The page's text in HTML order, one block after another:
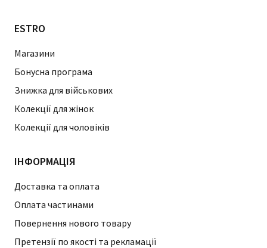
ESTRO
Магазини
Бонусна програма
Знижка для військових
Колекції для жінок
Колекції для чоловіків
ІНФОРМАЦІЯ
Доставка та оплата
Оплата частинами
Повернення нового товару
Претензії по якості та рекламації